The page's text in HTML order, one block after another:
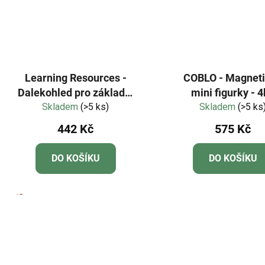
Learning Resources -
Dalekohled pro základní
vědy
Skladem(>5 ks)
442 Kč
DO KOŠÍKU
COBLO -
mini figurky -
Skladem(>5
575 Kč
DO KOŠÍKU